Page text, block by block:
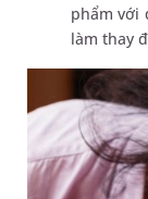
phẩm với
làm thay